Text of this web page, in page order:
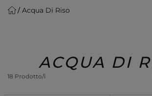
Make-up
Regalo
Acqua Di Riso
ACQUA DI
18 Prodotto/i